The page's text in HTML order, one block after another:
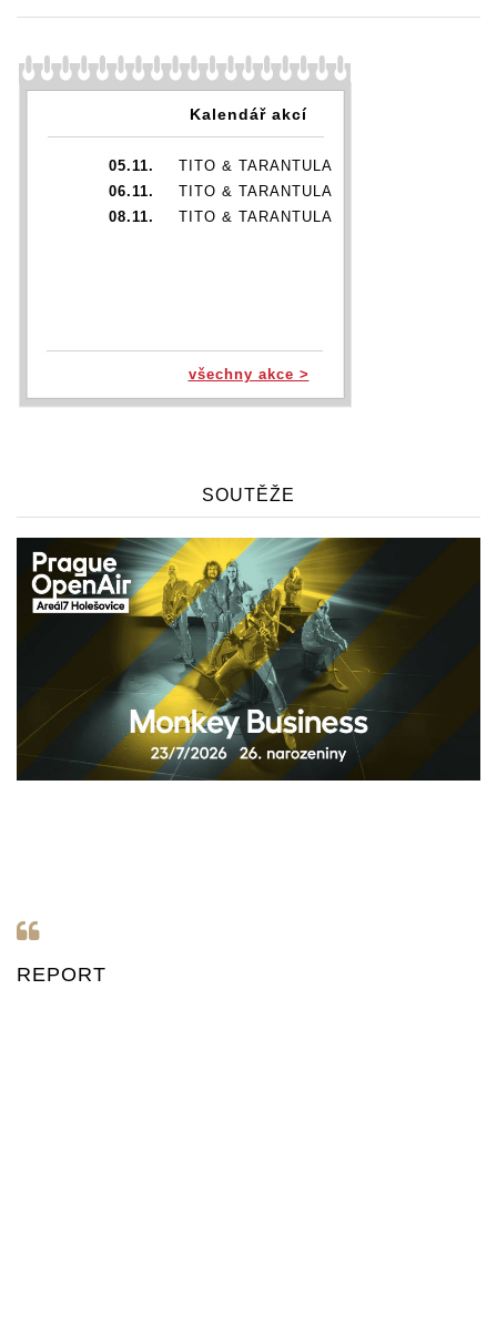
Kalendář akcí
05.11.
TITO & TARANTULA
06.11.
TITO & TARANTULA
08.11.
TITO & TARANTULA
všechny akce >
SOUTĚŽE
REPORT